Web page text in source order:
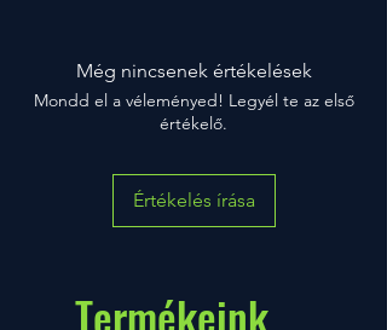
Még nincsenek értékelések
Mondd el a véleményed! Legyél te az első
értékelő.
Értékelés írása
Termékeink